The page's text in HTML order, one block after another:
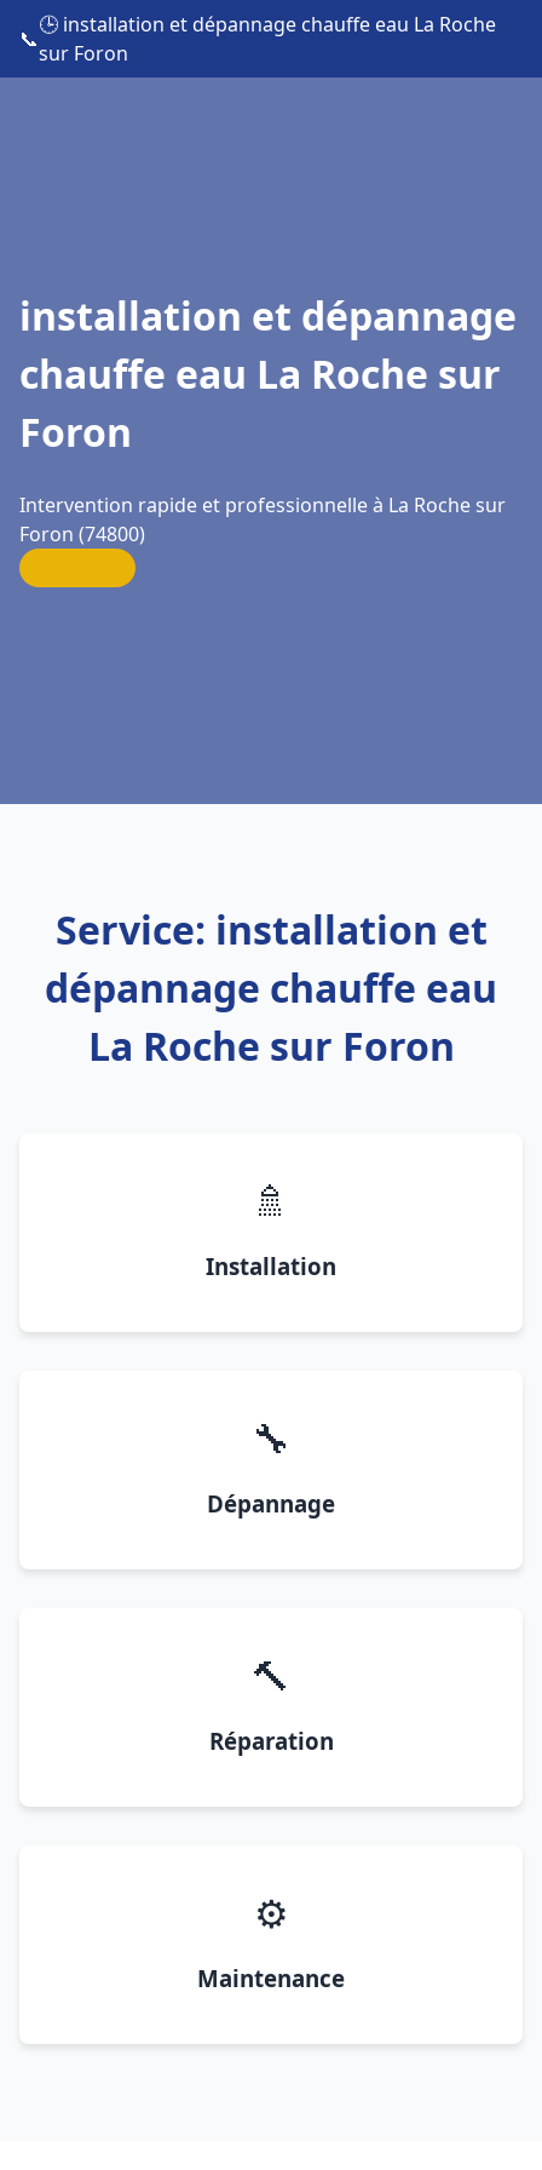
📞
🕒 installation et dépannage chauffe eau La Roche
sur Foron
installation et dépannage
chauffe eau La Roche sur
Foron
Intervention rapide et professionnelle à La Roche sur
Foron (74800)
Service: installation et
dépannage chauffe eau
La Roche sur Foron
🚿
Installation
🔧
Dépannage
🔨
Réparation
⚙️
Maintenance